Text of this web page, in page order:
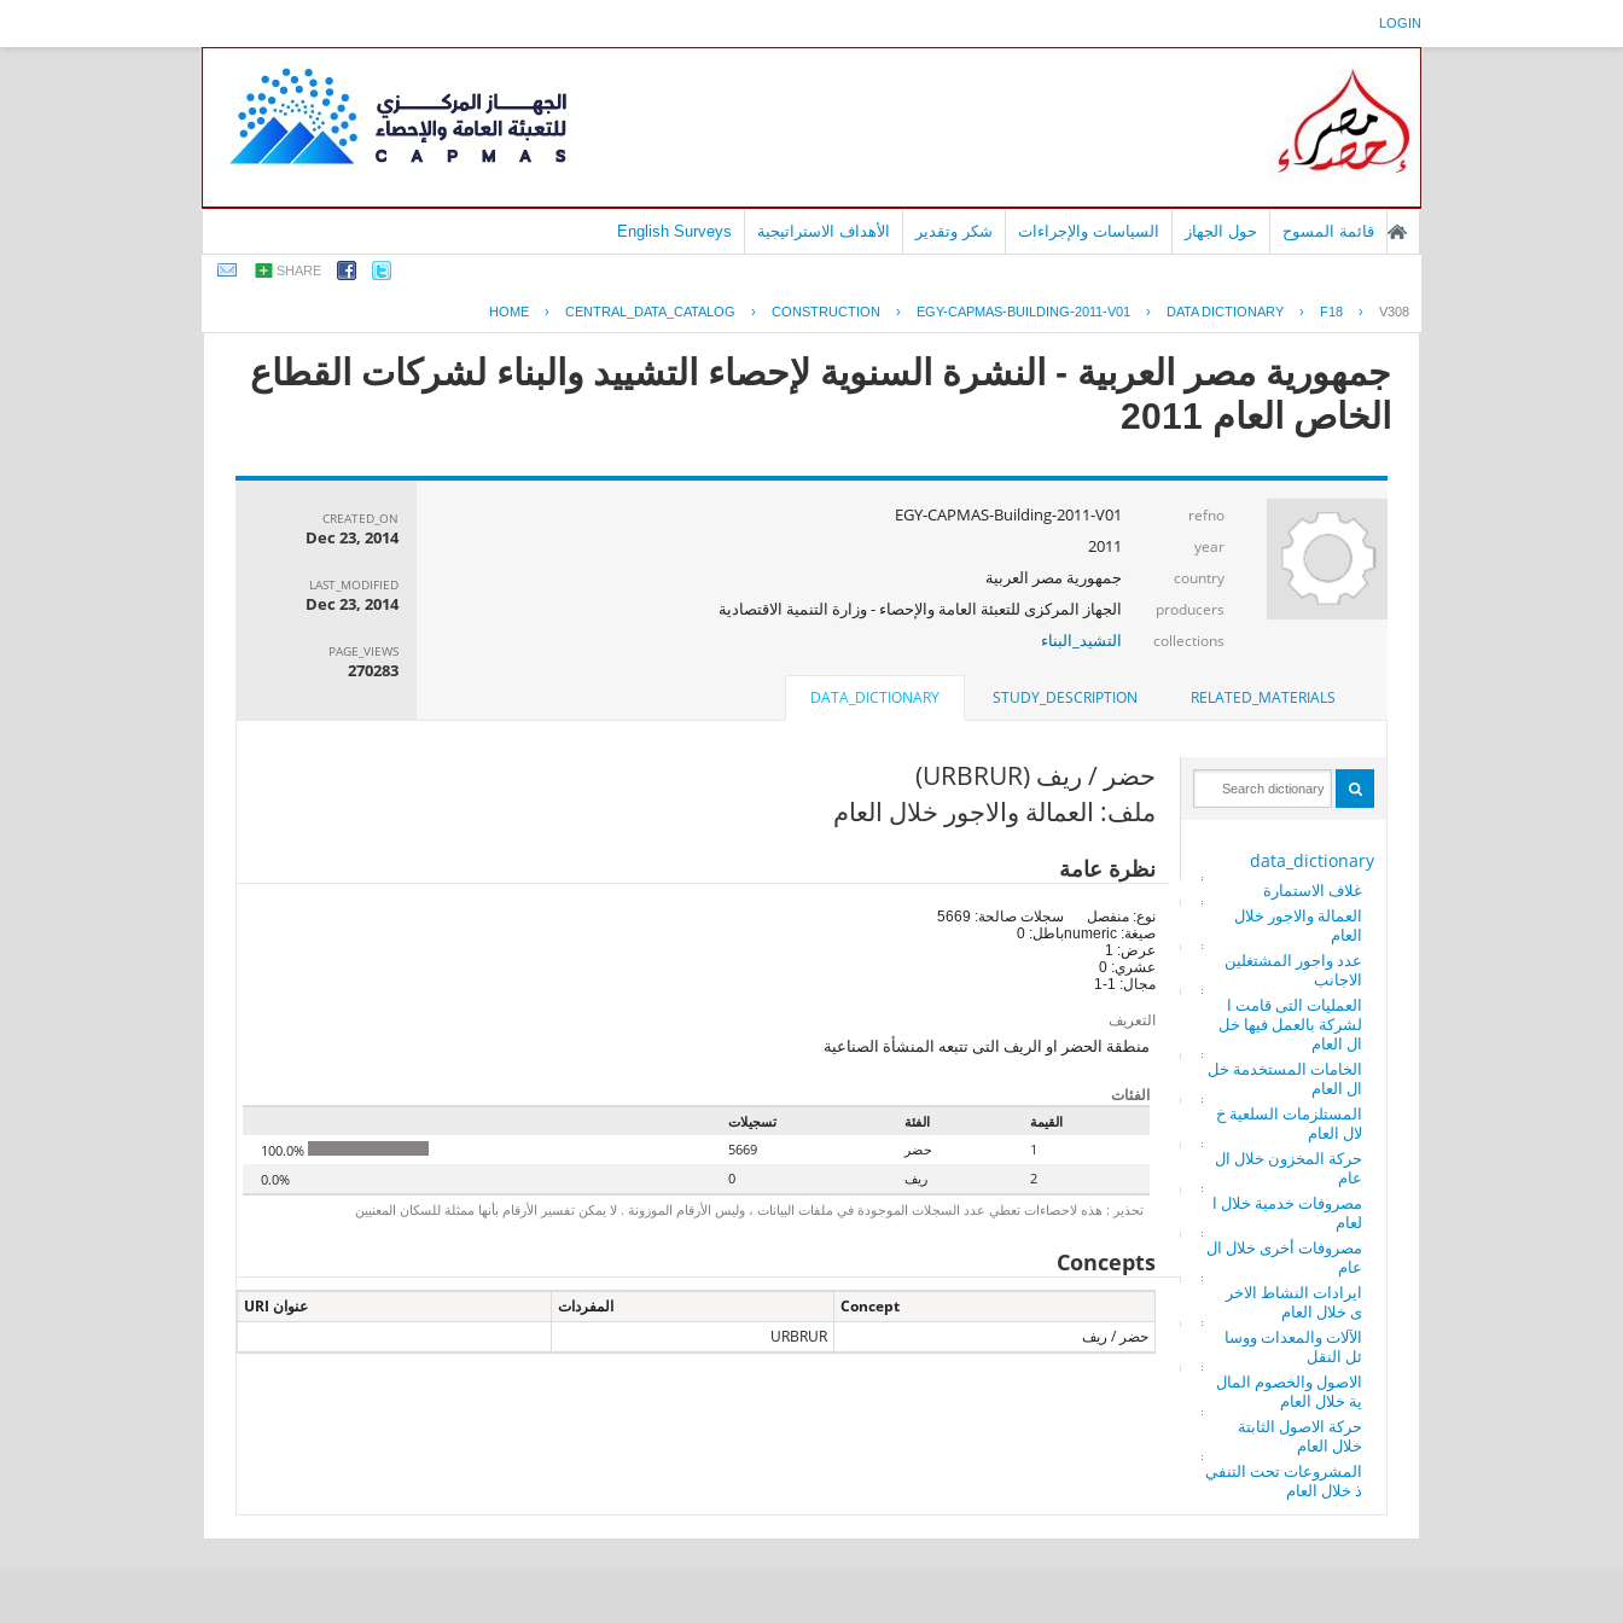
LOGIN
قائمة المسوح حول الجهاز السياسات والإجراءات شكر وتقدير الأهداف الاستراتيجية English Surveys
SHARE
HOME › CENTRAL_DATA_CATALOG › CONSTRUCTION › EGY-CAPMAS-BUILDING-2011-V01 › DATA DICTIONARY › F18 › V308
جمهورية مصر العربية - النشرة السنوية لإحصاء التشييد والبناء لشركات القطاع
الخاص العام 2011
refno
EGY-CAPMAS-Building-2011-V01
year
2011
country جمهورية مصر العربية
producers الجهاز المركزى للتعبئة العامة والإحصاء - وزارة التنمية الاقتصادية
collections التشيد_البناء
CREATED_ON
Dec 23, 2014
LAST_MODIFIED
Dec 23, 2014
PAGE_VIEWS
270283
RELATED_MATERIALS
STUDY_DESCRIPTION
DATA_DICTIONARY
data_dictionary
غلاف الاستمارة
العمالة والاجور خلال
العام
عدد واجور المشتغلين
الاجانب
العمليات التى قامت ا
لشركة بالعمل فيها خل
ال العام
الخامات المستخدمة خل
ال العام
المستلزمات السلعية خ
لال العام
حركة المخزون خلال ال
عام
مصروفات خدمية خلال ا
لعام
مصروفات أخرى خلال ال
عام
ايرادات النشاط الاخر
ى خلال العام
الآلات والمعدات ووسا
ئل النقل
الاصول والخصوم المال
ية خلال العام
حركة الاصول الثابتة
خلال العام
المشروعات تحت التنفي
ذ خلال العام
حضر / ريف (URBRUR)
ملف: العمالة والاجور خلال العام
نظرة عامة
نوع: منفصل
صيغة: numeric
عرض: 1
عشري: 0
مجال: 1-1
سجلات صالحة: 5669
باطل: 0
التعريف
منطقة الحضر او الريف التى تتبعه المنشأة الصناعية
الفئات
القيمة الفئة
تسجيلات
1
حضر 5669
2
ريف 0
تحذير : هذه لاحصاءات تعطي عدد السجلات الموجودة في ملفات البيانات ، وليس الأرقام الموزونة . لا يمكن تفسير الأرقام بأنها ممثلة للسكان المعنيين
Concepts
Concept المفردات
عنوان URI
حضر / ريف
URBRUR